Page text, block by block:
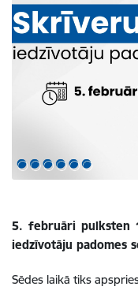
5. februāri pulksten
iedzīvotāju padomes
Sēdes laikā tiks